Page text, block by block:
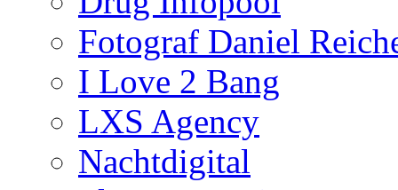
Fotograf Daniel
I Love 2 Bang
LXS Agency
Nachtdigital